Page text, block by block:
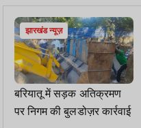
झारखंड न्यूज़
बरियातू में सड़क अतिक्रमण
पर निगम की बुलडोज़र कार्रवाई